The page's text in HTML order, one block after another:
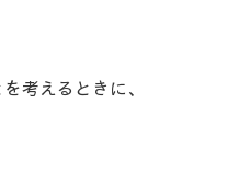
考えるときに、